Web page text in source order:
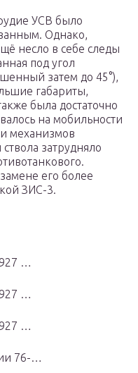
УСВ было
Однако,
несло в себе следы
под угол
затем до 45°),
габариты,
была достаточно
на мобильности
механизмов
затрудняло
его более
ЗИС-3.
…
…
…
76-…